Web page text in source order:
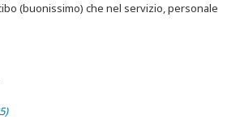
(buonissimo) che nel servizio, personale